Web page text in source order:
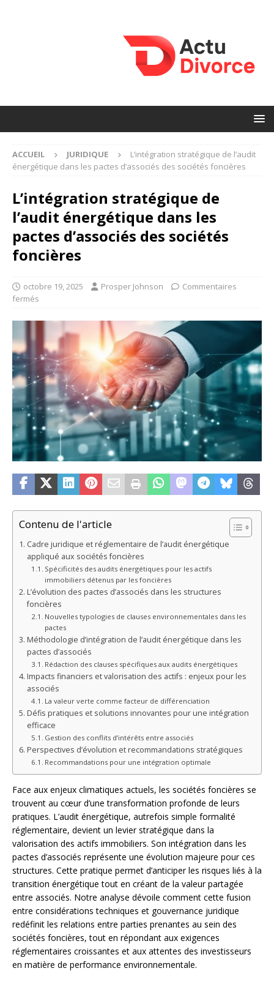
ACCUEIL JURIDIQUE
L’intégration stratégique de l’audit
énergétique dans les pactes d’associés des sociétés foncières
L’intégration stratégique de
l’audit énergétique dans les
pactes d’associés des sociétés
foncières
octobre 19, 2025 Prosper Johnson
Commentaires
fermés
Contenu de l'article
Cadre juridique et réglementaire de l’audit énergétique
appliqué aux sociétés foncières
Spécificités des audits énergétiques pour les actifs
immobiliers détenus par les foncières
L’évolution des pactes d’associés dans les structures
foncières
Nouvelles typologies de clauses environnementales dans les
pactes
Méthodologie d’intégration de l’audit énergétique dans les
pactes d’associés
Rédaction des clauses spécifiques aux audits énergétiques
Impacts financiers et valorisation des actifs : enjeux pour les
associés
La valeur verte comme facteur de différenciation
Défis pratiques et solutions innovantes pour une intégration
efficace
Gestion des conflits d’intérêts entre associés
Perspectives d’évolution et recommandations stratégiques
Recommandations pour une intégration optimale
Face aux enjeux climatiques actuels, les sociétés foncières se
trouvent au cœur d’une transformation profonde de leurs
pratiques. L’audit énergétique, autrefois simple formalité
réglementaire, devient un levier stratégique dans la
valorisation des actifs immobiliers. Son intégration dans les
pactes d’associés représente une évolution majeure pour ces
structures. Cette pratique permet d’anticiper les risques liés à la
transition énergétique tout en créant de la valeur partagée
entre associés. Notre analyse dévoile comment cette fusion
entre considérations techniques et gouvernance juridique
redéfinit les relations entre parties prenantes au sein des
sociétés foncières, tout en répondant aux exigences
réglementaires croissantes et aux attentes des investisseurs
en matière de performance environnementale.